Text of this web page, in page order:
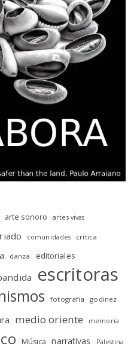
arte sonoro artes vivas
comunidades crítica
danza editoriales
escritoras
fotografia godinez
medio oriente memoria
Música narrativas Palestina